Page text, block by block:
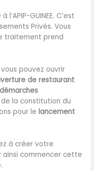
GUINEE. C’est
Privés. Vous
traitement prend
pouvez ouvrir
de restaurant
démarches
la constitution du
pour lelancement
à créer votre
ainsi commencer cette